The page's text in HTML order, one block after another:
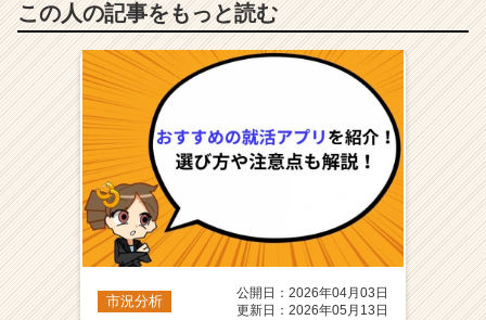
この人の記事をもっと読む
市況分析
公開日：2026年04月03日
更新日：2026年05月13日